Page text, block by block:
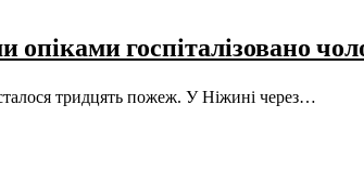
госпіталізовано
тридцять пожеж. У Ніжині через…